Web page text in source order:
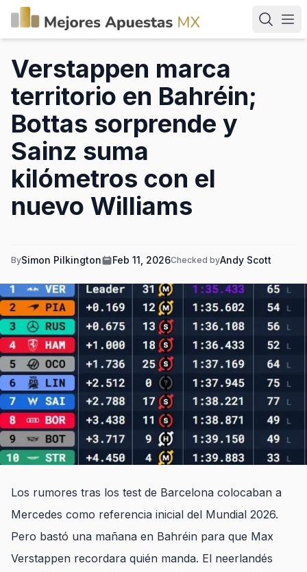
Verstappen marca
territorio en Bahréin;
Bottas sorprende y
Sainz suma
kilómetros con el
nuevo Williams
BySimon Pilkington Feb 11, 2026Checked byAndy Scott
Los rumores tras los test de Barcelona colocaban a
Mercedes como referencia inicial del Mundial 2026.
Pero bastó una mañana en Bahréin para que Max
Verstappen recordara quién manda. El neerlandés